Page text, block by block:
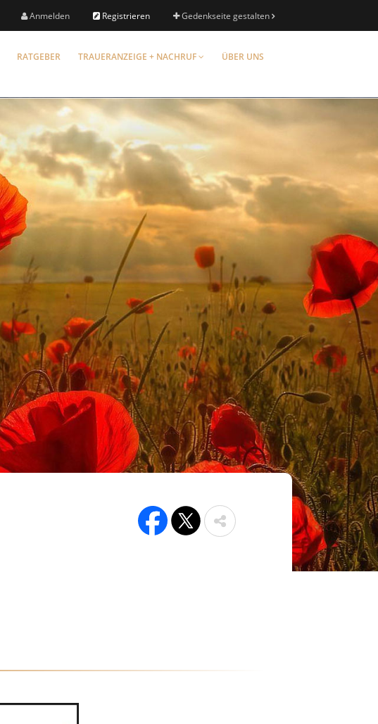
Anmelden Registrieren Gedenkseite gestalten
RATGEBER TRAUERANZEIGE + NACHRUF ÜBER UNS